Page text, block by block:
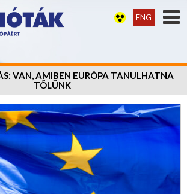
ENG
VAN, AMIBEN EURÓPA TANULHATNA
TÕLÜNK